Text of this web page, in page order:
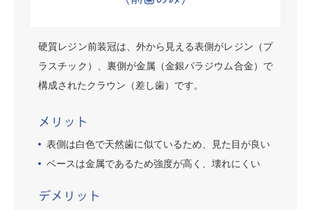
硬質レジン前装冠は、外から見える表側がレジン（プ
ラスチック）、裏側が金属（金銀パラジウム合金）で
構成されたクラウン（差し歯）です。
メリット
表側は白色で天然歯に似ているため、見た目が良い
ベースは金属であるため強度が高く、壊れにくい
デメリット